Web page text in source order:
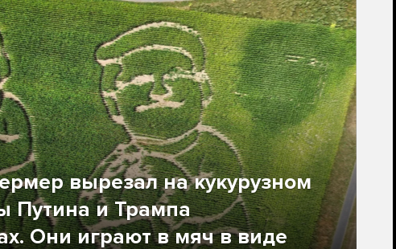
вырезал на кукурузном
Путина и Трампа
Они играют в мяч в виде